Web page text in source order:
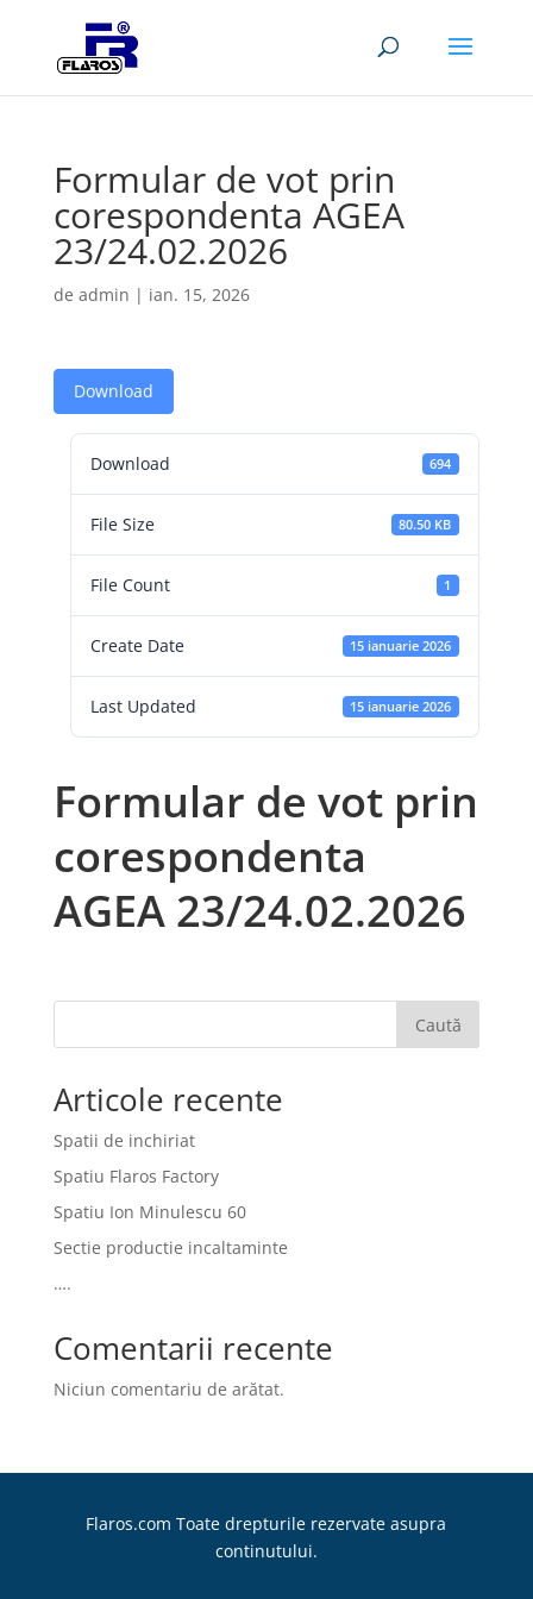
Formular de vot prin
corespondenta AGEA
23/24.02.2026
de admin | ian. 15, 2026
Download
Download 694
File Size 80.50 KB
File Count 1
Create Date 15 ianuarie 2026
Last Updated 15 ianuarie 2026
Formular de vot prin
corespondenta
AGEA 23/24.02.2026
Caută
Articole recente
Spatii de inchiriat
Spatiu Flaros Factory
Spatiu Ion Minulescu 60
Sectie productie incaltaminte
….
Comentarii recente
Niciun comentariu de arătat.
Flaros.com Toate drepturile rezervate asupra
continutului.